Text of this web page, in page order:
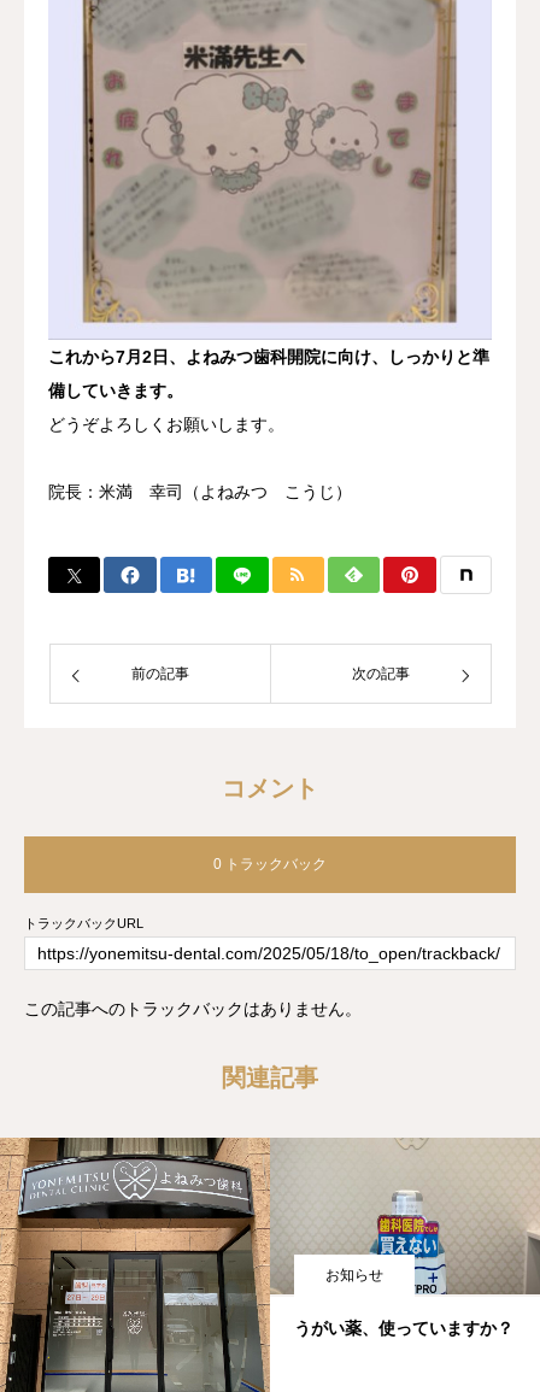
これから7月2日、よねみつ歯科開院に向け、しっかりと準
備していきます。
どうぞよろしくお願いします。
院長：米満 幸司（よねみつ こうじ）
前の記事 次の記事
コメント
0 トラックバック
トラックバックURL
この記事へのトラックバックはありません。
関連記事
お知らせ
うがい薬、使っていますか？